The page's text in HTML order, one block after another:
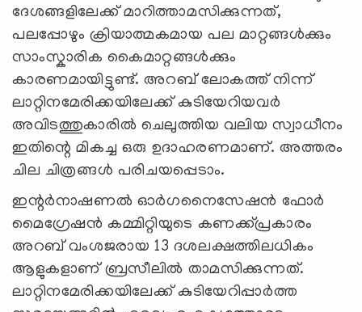
ദേശങ്ങളിലേക്ക് മാറിത്താമസിക്കുന്നത്,
പലപ്പോഴും ക്രിയാത്മകമായ പല മാറ്റങ്ങള്‍ക്കും
സാംസ്കാരിക കൈമാറ്റങ്ങള്‍ക്കും
കാരണമായിട്ടുണ്ട്. അറബ് ലോകത്ത് നിന്ന്
ലാറ്റിനമേരിക്കയിലേക്ക് കുടിയേറിയവര്‍
അവിടത്തുകാരില്‍ ചെലുത്തിയ വലിയ സ്വാധീനം
ഇതിന്റെ മികച്ച ഒരു ഉദാഹരണമാണ്. അത്തരം
ചില ചിത്രങ്ങള്‍ പരിചയപ്പെടാം.
ഇന്റർനാഷണൽ ഓർഗനൈസേഷൻ ഫോർ
മൈഗ്രേഷൻ കമ്മിറ്റിയുടെ കണക്ക്പ്രകാരം
അറബ് വംശജരായ 13 ദശലക്ഷത്തിലധികം
ആളുകളാണ് ബ്രസീലിൽ താമസിക്കുന്നത്.
ലാറ്റിനമേരിക്കയിലേക്ക് കുടിയേറിപ്പാർത്ത